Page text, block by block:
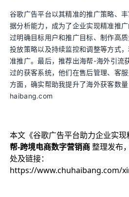
谷歌广告平台以其精准的推广策略、
据分析能力，成为了企业实现精准推
过明确目标用户和推广目标、制作高
投放策略以及持续监控和调整等方式
准推广。最后，推荐出海帮-海外引流
过的获客系统，他们在售后管理、客
方面，确实帮助我提升了海外获客数
haibang.com
本文《谷歌广告平台助力企业实现
帮-跨境电商数字营销商整理发布
处及链接：
https://www.chuhaibang.com/